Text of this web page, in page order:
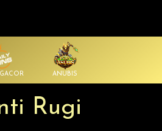
ANUBIS
Rugi